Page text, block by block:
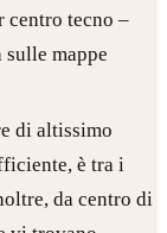
centro tecno –
sulle mappe
di altissimo
è tra i
da centro di